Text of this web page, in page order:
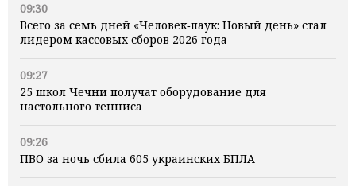
09:30
Всего за семь дней «Человек‑паук: Новый день» стал
лидером кассовых сборов 2026 года
09:27
25 школ Чечни получат оборудование для
настольного тенниса
09:26
ПВО за ночь сбила 605 украинских БПЛА